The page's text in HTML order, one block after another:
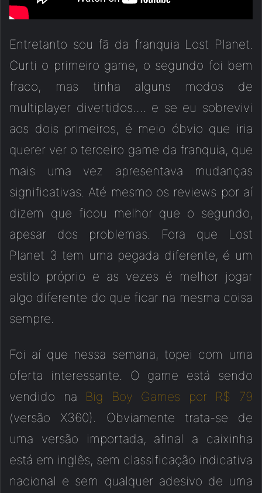
Entretanto sou fã da franquia Lost Planet.
Curti o primeiro game, o segundo foi bem
fraco, mas tinha alguns modos de
multiplayer divertidos…. e se eu sobrevivi
aos dois primeiros, é meio óbvio que iria
querer ver o terceiro game da franquia, que
mais uma vez apresentava mudanças
significativas. Até mesmo os reviews por aí
dizem que ficou melhor que o segundo,
apesar dos problemas. Fora que Lost
Planet 3 tem uma pegada diferente, é um
estilo próprio e as vezes é melhor jogar
algo diferente do que ficar na mesma coisa
sempre.
Foi aí que nessa semana, topei com uma
oferta interessante. O game está sendo
vendido na Big Boy Games por R$ 79
(versão X360). Obviamente trata-se de
uma versão importada, afinal a caixinha
está em inglês, sem classificação indicativa
nacional e sem qualquer adesivo de uma